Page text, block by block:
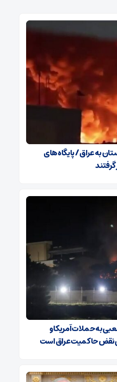
به عراق / پایگاه‌های
به حملات آمریکا و
نقض حاکمیت عراق است